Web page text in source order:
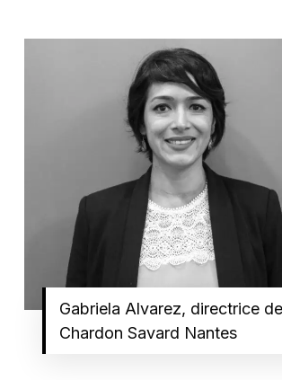
Gabriela Alvarez, directrice
Chardon Savard Nantes